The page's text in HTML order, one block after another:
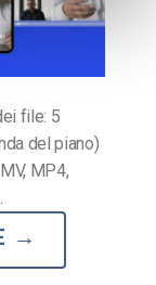
file: 5
del piano)
MP4,
→